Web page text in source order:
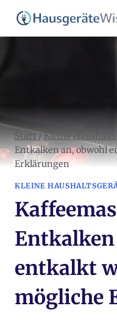
Zum
Inhalt
springen
Start /Kleine
Entkalken an, obwohl
Erklärungen
KLEINE
entkalkt
mögliche